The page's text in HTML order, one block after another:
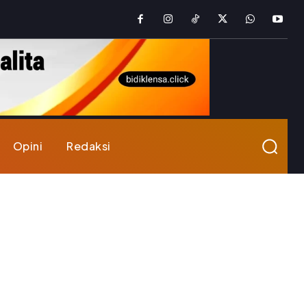
Opini Redaksi